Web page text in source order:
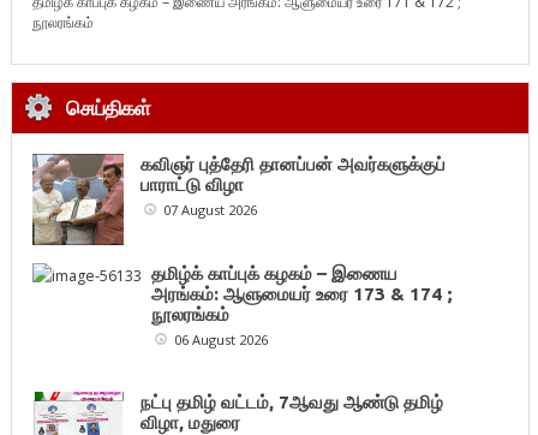
நூலரங்கம்
செய்திகள்
கவிஞர் புத்தேரி தானப்பன் அவர்களுக்குப்
பாராட்டு விழா
07 August 2026
தமிழ்க் காப்புக் கழகம் – இணைய
அரங்கம்: ஆளுமையர் உரை 173 & 174 ;
நூலரங்கம்
06 August 2026
நட்பு தமிழ் வட்டம், 7ஆவது ஆண்டு தமிழ்
விழா, மதுரை